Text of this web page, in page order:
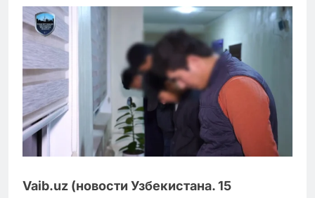
Vaib.uz (новости Узбекистана. 15